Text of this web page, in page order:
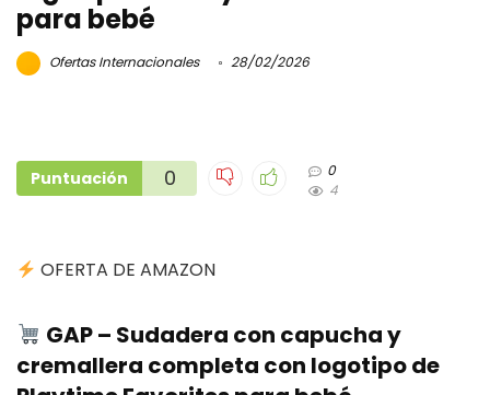
para bebé
Ofertas Internacionales 28/02/2026
Puntuación 0
0
4
OFERTA DE AMAZON
GAP – Sudadera con capucha y
cremallera completa con logotipo de